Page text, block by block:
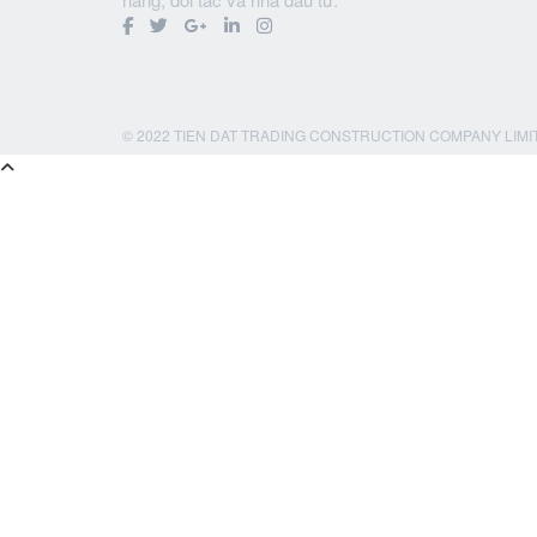
© 2022 TIEN DAT TRADING CONSTRUCTION COMPANY